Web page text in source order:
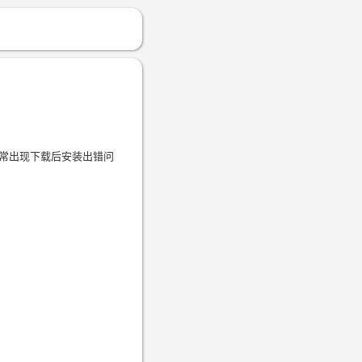
出现下载后安装出错问